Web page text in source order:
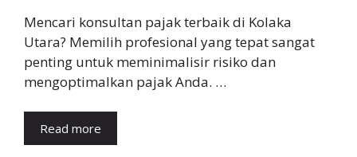
Mencari konsultan pajak terbaik di Kolaka
Utara? Memilih profesional yang tepat sangat
penting untuk meminimalisir risiko dan
mengoptimalkan pajak Anda. …
Read more